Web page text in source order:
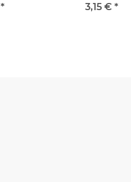
*
Befestigungssatz
3,15 € *